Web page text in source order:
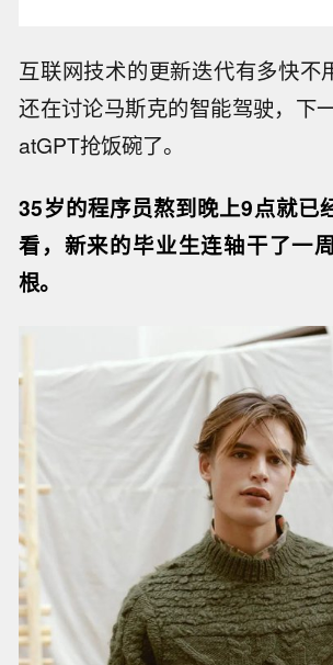
互联网技术的更新迭代有多快不
还在讨论马斯克的智能驾驶，下
atGPT抢饭碗了。
35岁的程序员熬到晚上9点就已
看，新来的毕业生连轴干了一
根。